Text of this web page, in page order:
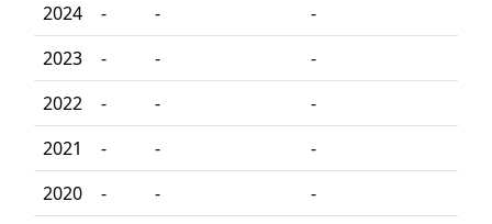
2024
- -
-
2023
- -
-
2022
- -
-
2021
- -
-
2020
- - -